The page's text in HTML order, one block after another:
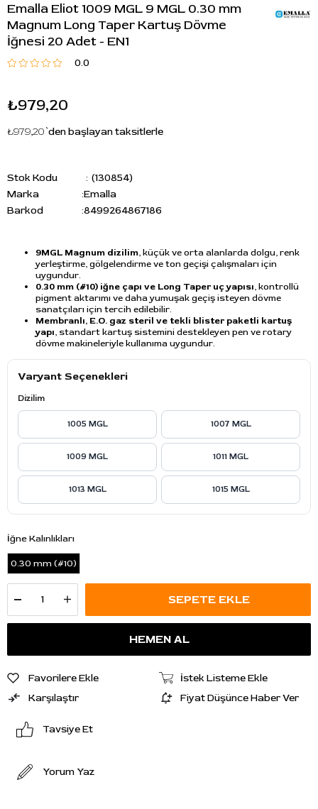
Emalla Eliot 1009 MGL 9 MGL 0.30 mm
Magnum Long Taper Kartuş Dövme
İğnesi 20 Adet - EN1
0.0
₺979,20
₺979,20`den başlayan taksitlerle
Stok Kodu
(130854)
Marka
:Emalla
Barkod
:8499264867186
9MGL Magnum dizilim, küçük ve orta alanlarda dolgu, renk
yerleştirme, gölgelendirme ve ton geçişi çalışmaları için
uygundur.
0.30 mm (#10) iğne çapı ve Long Taper uç yapısı, kontrollü
pigment aktarımı ve daha yumuşak geçiş isteyen dövme
sanatçıları için tercih edilebilir.
Membranlı, E.O. gaz steril ve tekli blister paketli kartuş
yapı, standart kartuş sistemini destekleyen pen ve rotary
dövme makineleriyle kullanıma uygundur.
Varyant Seçenekleri
Dizilim
1005 MGL 1007 MGL
1009 MGL 1011 MGL
1013 MGL 1015 MGL
İğne Kalınlıkları
0.30 mm (#10)
Favorilere Ekle
İstek Listeme Ekle
Karşılaştır
Fiyat Düşünce Haber Ver
Tavsiye Et
Yorum Yaz